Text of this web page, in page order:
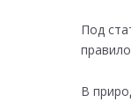
Под
В